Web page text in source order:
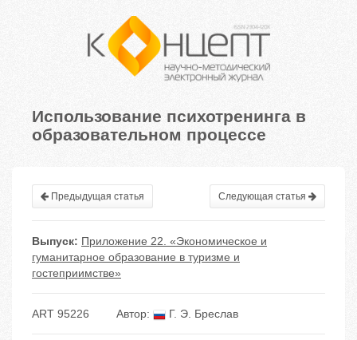
Использование психотренинга в
образовательном процессе
Предыдущая статья Следующая статья
Выпуск: Приложение 22. «Экономическое и
гуманитарное образование в туризме и
гостеприимстве»
ART 95226 Автор: Г. Э. Бреслав